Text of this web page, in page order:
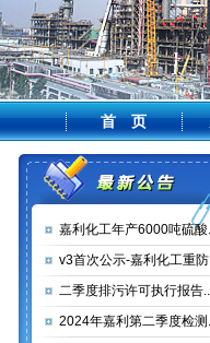
首 页
嘉利化工年产6000吨硫酸
v3首次公示-嘉利化工重防
二季度排污许可执行报告..
2024年嘉利第二季度检测